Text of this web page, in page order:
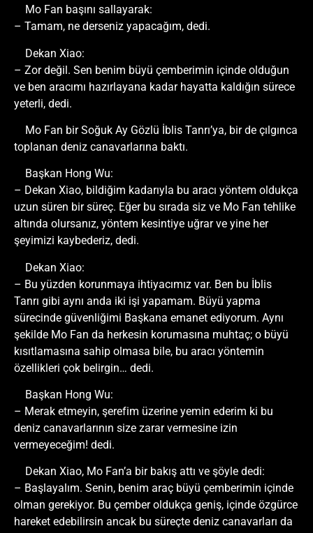
Mo Fan başını sallayarak:
– Tamam, ne derseniz yapacağım, dedi.
Dekan Xiao:
– Zor değil. Sen benim büyü çemberimin içinde olduğun
ve ben aracımı hazırlayana kadar hayatta kaldığın sürece
yeterli, dedi.
Mo Fan bir Soğuk Ay Gözlü İblis Tanrı’ya, bir de çılgınca
toplanan deniz canavarlarına baktı.
Başkan Hong Wu:
– Dekan Xiao, bildiğim kadarıyla bu aracı yöntem oldukça
uzun süren bir süreç. Eğer bu sırada siz ve Mo Fan tehlike
altında olursanız, yöntem kesintiye uğrar ve yine her
şeyimizi kaybederiz, dedi.
Dekan Xiao:
– Bu yüzden korunmaya ihtiyacımız var. Ben bu İblis
Tanrı gibi aynı anda iki işi yapamam. Büyü yapma
sürecinde güvenliğimi Başkana emanet ediyorum. Aynı
şekilde Mo Fan da herkesin korumasına muhtaç; o büyü
kısıtlamasına sahip olmasa bile, bu aracı yöntemin
özellikleri çok belirgin… dedi.
Başkan Hong Wu:
– Merak etmeyin, şerefim üzerine yemin ederim ki bu
deniz canavarlarının size zarar vermesine izin
vermeyeceğim! dedi.
Dekan Xiao, Mo Fan’a bir bakış attı ve şöyle dedi:
– Başlayalım. Senin, benim araç büyü çemberimin içinde
olman gerekiyor. Bu çember oldukça geniş, içinde özgürce
hareket edebilirsin ancak bu süreçte deniz canavarları da